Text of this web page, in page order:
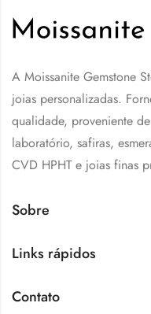
A Moissanite Gemstone
joias personalizadas.
qualidade, proveniente
laboratório, safiras,
CVD HPHT e joias finas
Sobre
Links rápidos
Contato